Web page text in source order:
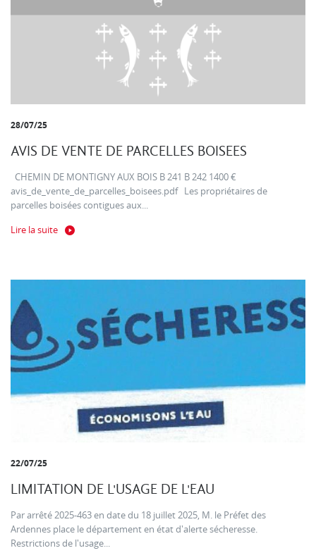
28/07/25
AVIS DE VENTE DE PARCELLES BOISEES
CHEMIN DE MONTIGNY AUX BOIS B 241 B 242 1400 €
avis_de_vente_de_parcelles_boisees.pdf Les propriétaires de
parcelles boisées contigues aux...
Lire la suite
22/07/25
LIMITATION DE L'USAGE DE L'EAU
Par arrêté 2025-463 en date du 18 juillet 2025, M. le Préfet des
Ardennes place le département en état d'alerte sécheresse.
Restrictions de l'usage...